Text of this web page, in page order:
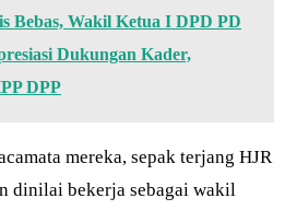
Bebas, Wakil Ketua I DPD PD
Dukungan Kader,
DPP
mereka, sepak terjang HJR
dinilai bekerja sebagai wakil